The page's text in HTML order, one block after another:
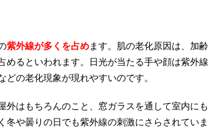
紫外線が多くを占めます。肌の老化原因は、加齢
めるといわれます。日光が当たる手や顔は紫外線
の老化現象が現れやすいのです。
外はもちろんのこと、窓ガラスを通して室内にも
冬や曇りの日でも紫外線の刺激にさらされていま